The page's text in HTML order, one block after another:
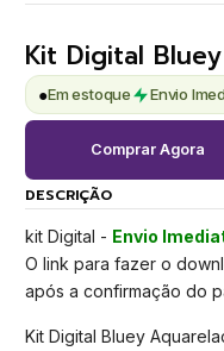
Kit Digital
●Em estoque Envio
Comprar Agora
DESCRIÇÃO
kit Digital - Envio
O link para fazer o
após a confirmação do
Kit Digital Bluey